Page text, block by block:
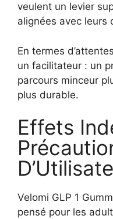
veulent un levier
alignées avec leurs
En termes
un facilitateur : un
parcours minceur
plus durable.
Effets
Velomi GLP 1
pensé pour les